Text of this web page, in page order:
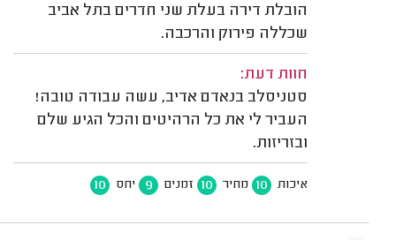
הובלת דירה בעלת שני חדרים בתל אביב
שכללה פירוק והרכבה.
חוות דעת:
סטניסלב בנאדם אדיב, עשה עבודה טובה!
העביר לי את כל הרהיטים והכל הגיע שלם
ובזריזות.
איכות 10 מחיר 10 זמנים 9 יחס 10